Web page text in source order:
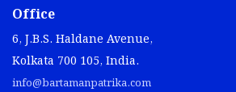
Office
6, J.B.S. Haldane Avenue,
Kolkata 700 105, India.
info@bartamanpatrika.com